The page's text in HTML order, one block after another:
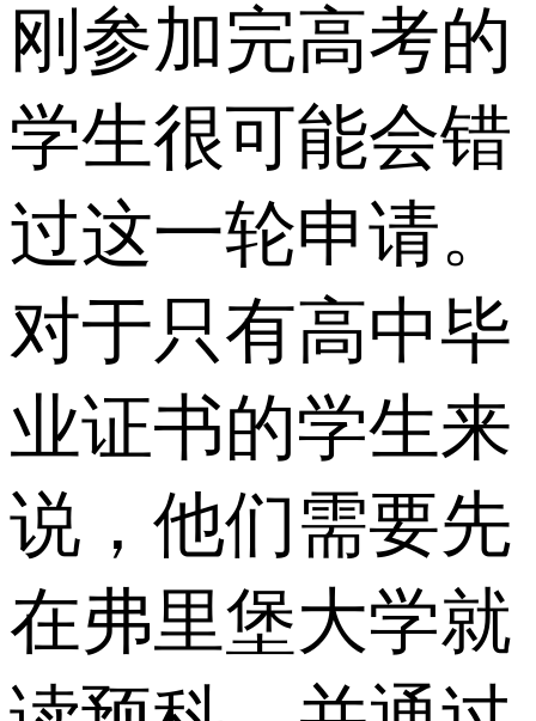
刚参加完高考的
学生很可能会错
过这一轮申请。
对于只有高中毕
业证书的学生来
说，他们需要先
在弗里堡大学就